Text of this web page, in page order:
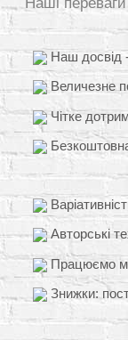
Наш досвід
Величезне
Чітке
Авторські
Працюємо
Знижки: